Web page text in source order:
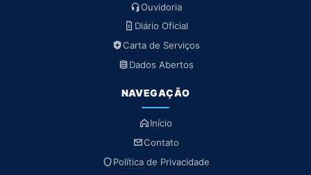
Ouvidoria
Diário Oficial
Carta de Serviços
Dados Abertos
NAVEGAÇÃO
Início
Contato
Política de Privacidade